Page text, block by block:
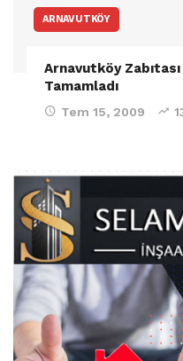
ARNAVUTKÖY
Arnavutköy Zabıtası
Tamamladı
Tem 15, 2009